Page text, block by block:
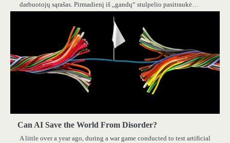
darbuotojų sąrašas. Pirmadienį iš „gandų“ stulpelio pasitraukė…
Can AI Save the World From Disorder?
A little over a year ago, during a war game conducted to test artificial